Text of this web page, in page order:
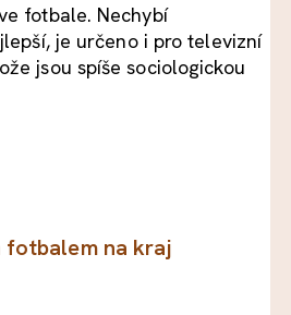
fotbale. Nechybí
je určeno i pro televizní
jsou spíše sociologickou
fotbalem na kraj